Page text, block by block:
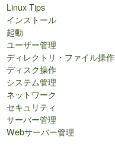
Linux Tips
インストール
起動
ユーザー管理
ディレクトリ・ファイル操作
ディスク操作
システム管理
ネットワーク
セキュリティ
サーバー管理
Webサーバー管理